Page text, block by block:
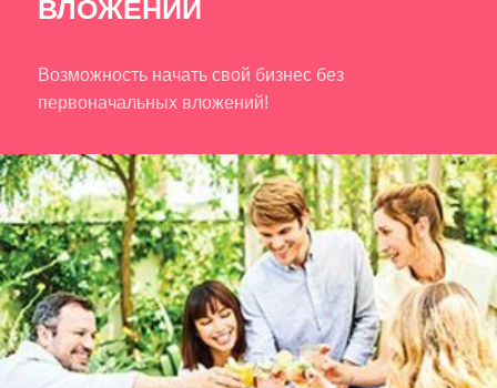
ВЛОЖЕНИЙ
Возможность начать свой бизнес без
первоначальных вложений!